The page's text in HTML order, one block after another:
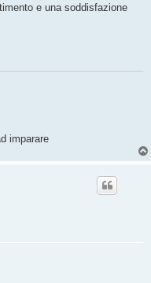
e una soddisfazione
imparare